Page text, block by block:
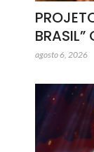
BRASIL”
agosto 6, 2026